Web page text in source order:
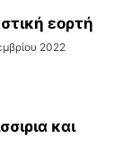
εορτή
2022
και